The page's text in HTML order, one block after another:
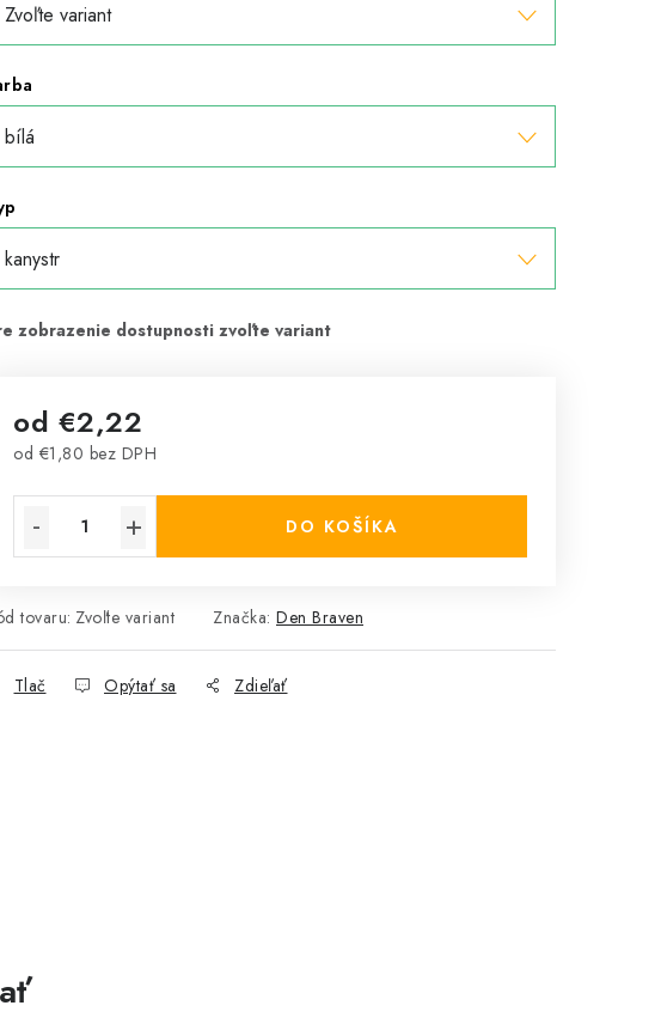
od €2,22
od €1,80 bez DPH
DO KOŠÍKA
tovaru: Zvoľte variant Značka: Den Braven
Tlač Opýtať sa Zdieľať